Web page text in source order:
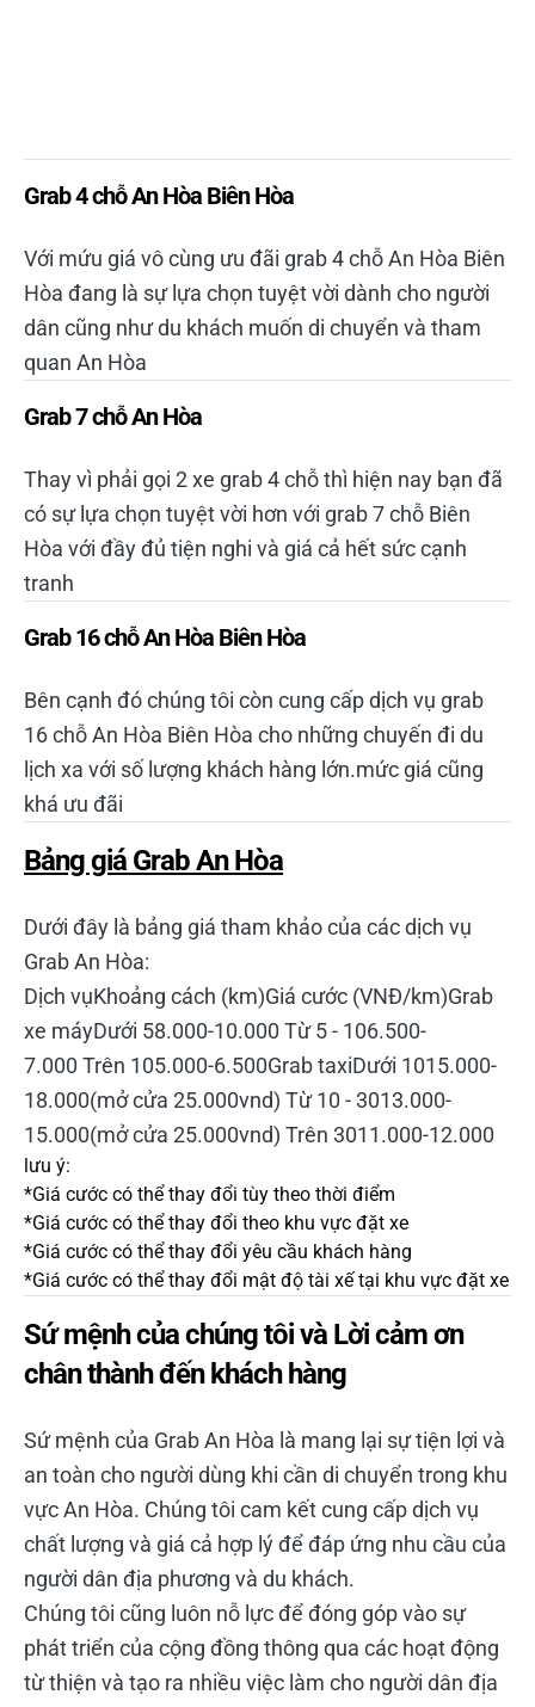
Grab 4 chỗ An Hòa Biên Hòa
Với mứu giá vô cùng ưu đãi grab 4 chỗ An Hòa Biên
Hòa đang là sự lựa chọn tuyệt vời dành cho người
dân cũng như du khách muốn di chuyển và tham
quan An Hòa
Grab 7 chỗ An Hòa
Thay vì phải gọi 2 xe grab 4 chỗ thì hiện nay bạn đã
có sự lựa chọn tuyệt vời hơn với grab 7 chỗ Biên
Hòa với đầy đủ tiện nghi và giá cả hết sức cạnh
tranh
Grab 16 chỗ An Hòa Biên Hòa
Bên cạnh đó chúng tôi còn cung cấp dịch vụ grab
16 chỗ An Hòa Biên Hòa cho những chuyến đi du
lịch xa với số lượng khách hàng lớn.mức giá cũng
khá ưu đãi
Bảng giá Grab An Hòa
Dưới đây là bảng giá tham khảo của các dịch vụ
Grab An Hòa:
Dịch vụKhoảng cách (km)Giá cước (VNĐ/km)Grab
xe máyDưới 58.000-10.000 Từ 5 - 106.500-
7.000 Trên 105.000-6.500Grab taxiDưới 1015.000-
18.000(mở cửa 25.000vnd) Từ 10 - 3013.000-
15.000(mở cửa 25.000vnd) Trên 3011.000-12.000
lưu ý:
*Giá cước có thể thay đổi tùy theo thời điểm
*Giá cước có thể thay đổi theo khu vực đặt xe
*Giá cước có thể thay đổi yêu cầu khách hàng
*Giá cước có thể thay đổi mật độ tài xế tại khu vực đặt xe
Sứ mệnh của chúng tôi và Lời cảm ơn
chân thành đến khách hàng
Sứ mệnh của Grab An Hòa là mang lại sự tiện lợi và
an toàn cho người dùng khi cần di chuyển trong khu
vực An Hòa. Chúng tôi cam kết cung cấp dịch vụ
chất lượng và giá cả hợp lý để đáp ứng nhu cầu của
người dân địa phương và du khách.
Chúng tôi cũng luôn nỗ lực để đóng góp vào sự
phát triển của cộng đồng thông qua các hoạt động
từ thiện và tạo ra nhiều việc làm cho người dân địa